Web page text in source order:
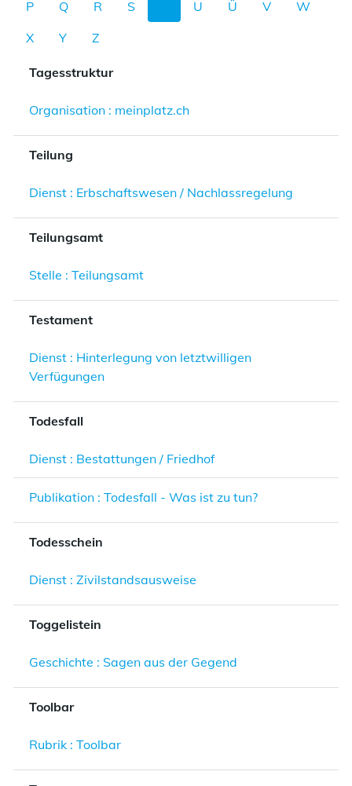
P
Q R S U Ü V
W
X
Y Z
Tagesstruktur
Organisation : meinplatz.ch
Teilung
Dienst : Erbschaftswesen / Nachlassregelung
Teilungsamt
Stelle : Teilungsamt
Testament
Dienst : Hinterlegung von letztwilligen
Verfügungen
Todesfall
Dienst : Bestattungen / Friedhof
Publikation : Todesfall - Was ist zu tun?
Todesschein
Dienst : Zivilstandsausweise
Toggelistein
Geschichte : Sagen aus der Gegend
Toolbar
Rubrik : Toolbar